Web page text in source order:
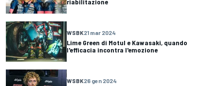
riabilitazione
WSBK21 mar 2024
Lime Green di Motul e Kawasaki, quando
l'efficacia incontra l'emozione
WSBK26 gen 2024